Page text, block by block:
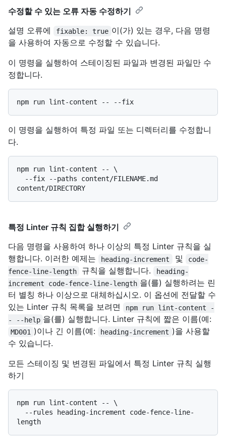
수정할 수 있는 오류 자동 수정하기
설명 오류에
fixable: true 이(가) 있는 경우, 다음 명령
을 사용하여 자동으로 수정할 수 있습니다.
이 명령을 실행하여 스테이징된 파일과 변경된 파일만 수
정합니다.
이 명령을 실행하여 특정 파일 또는 디렉터리를 수정합니
다.
npm run lint-content -- \
특정 Linter 규칙 집합 실행하기
다음 명령을 사용하여 하나 이상의 특정 Linter 규칙을 실
행합니다. 이러한 예제는
heading-increment 및
code-
fence-line-length
규칙을 실행합니다.
heading-
increment code-fence-line-length 을(를) 실행하려는 린
터 별칭 하나 이상으로 대체하십시오. 이 옵션에 전달할 수
있는 Linter 규칙 목록을 보려면
npm run lint-content -
- --help 을(를) 실행합니다. Linter 규칙에 짧은 이름(예:
MD001 )이나 긴 이름(예: heading-increment )을 사용할
수 있습니다.
모든 스테이징 및 변경된 파일에서 특정 Linter 규칙 실행
하기
npm run lint-content -- \